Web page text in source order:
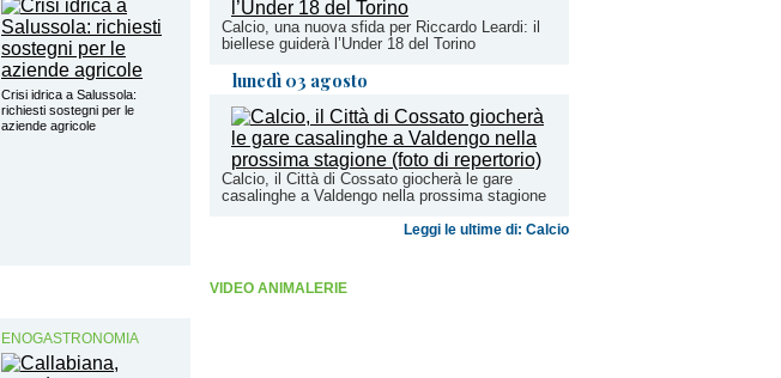
Calcio, una nuova sfida per Riccardo Leardi: il
biellese guiderà l’Under 18 del Torino
lunedì 03 agosto
Calcio, il Città di Cossato giocherà le gare
casalinghe a Valdengo nella prossima stagione
Leggi le ultime di: Calcio
VIDEO ANIMALERIE
Crisi idrica a Salussola:
richiesti sostegni per le
aziende agricole
ENOGASTRONOMIA